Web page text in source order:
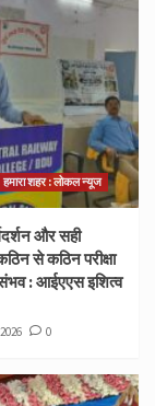
हमारा शहर : लोकल न्यूज
और सही
से कठिन परीक्षा
: आईएएस इशित्व
0